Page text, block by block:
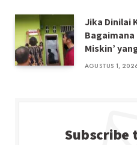
Jika Dinilai
Bagaimana
Miskin’
AGUSTUS 1,
Subscribe